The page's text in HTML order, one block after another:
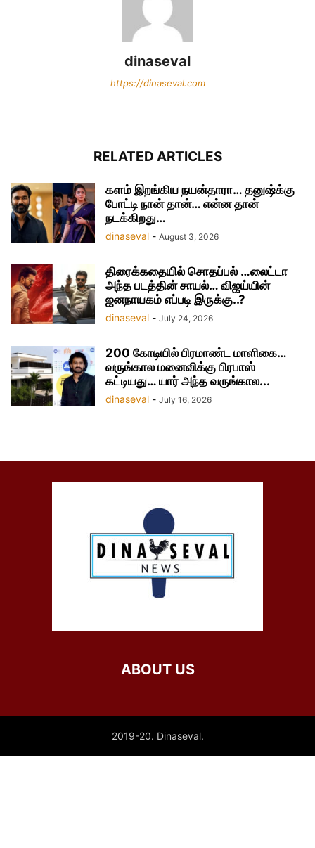
dinaseval
https://dinaseval.com
RELATED ARTICLES
களம் இறங்கிய நயன்தாரா… தனுஷ்க்கு
போட்டி நான் தான்… என்ன தான்
நடக்கிறது…
dinaseval - August 3, 2026
திரைக்கதையில் சொதப்பல் …லைட்டா
அந்த படத்தின் சாயல்… விஜய்யின்
ஜனநாயகம் எப்படி இருக்கு..?
dinaseval - July 24, 2026
200 கோடியில் பிரமாண்ட மாளிகை…
வருங்கால மனைவிக்கு பிரபாஸ்
கட்டியது… யார் அந்த வருங்கால...
dinaseval - July 16, 2026
ABOUT US
2019-20. Dinaseval.